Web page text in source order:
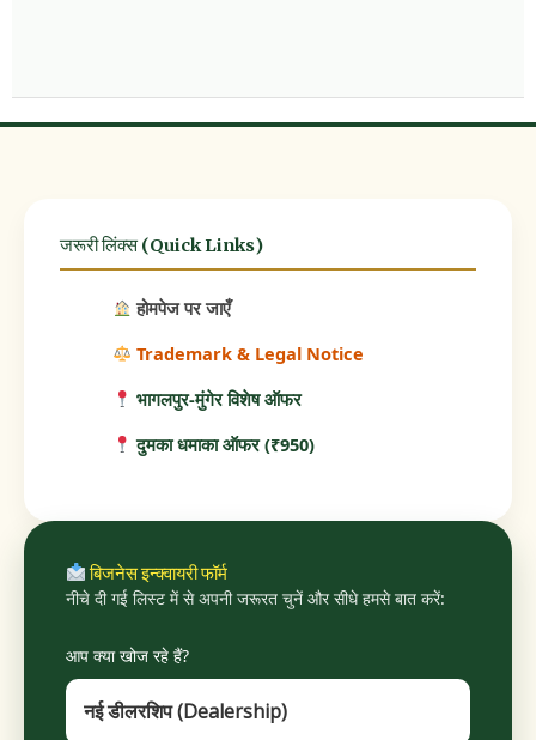
जरूरी लिंक्स (Quick Links)
होमपेज पर जाएँ
Trademark & Legal Notice
भागलपुर-मुंगेर विशेष ऑफर
दुमका धमाका ऑफर (₹950)
बिजनेस इन्क्वायरी फॉर्म
नीचे दी गई लिस्ट में से अपनी जरूरत चुनें और सीधे हमसे बात करें:
आप क्या खोज रहे हैं?